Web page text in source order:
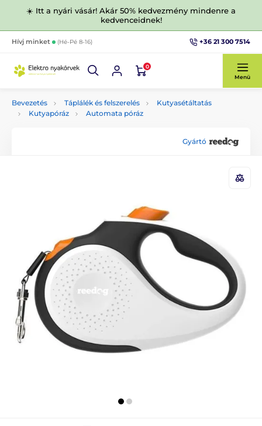
☀️ Itt a nyári vásár! Akár 50% kedvezmény mindenre a
kedvenceidnek!
Hívj minket (Hé-Pé 8-16) +36 21 300 7514
0
Menü
Bevezetés Táplálék és felszerelés
Kutyasétáltatás
Kutyapóráz
Automata póráz
Gyártó